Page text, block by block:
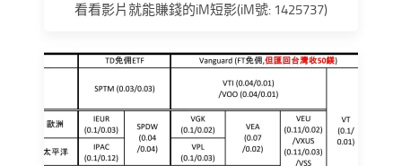
看看影片就能賺錢的iM短影(iM號: 1425737)